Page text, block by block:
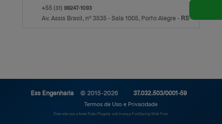
+55 (51) 99247-1093
Av. Assis Brasil, nº 3535 - Sala 1005, Porto Alegre - Rio Grande
Sul
Ess Engenharia © 2015-2026 37.032.503/0001-59
Termos de Uso e Privacidade
Este site usa a fonte Ratio Regular sob licença FontSpring Web Font.